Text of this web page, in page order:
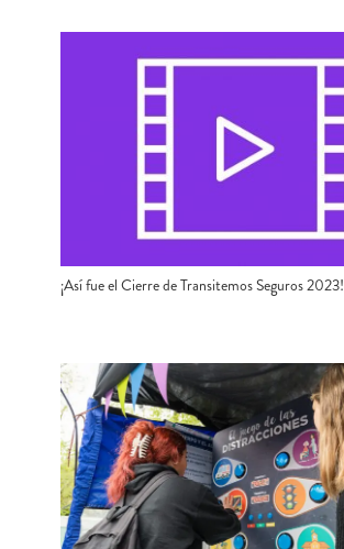
¡Así fue el Cierre de Transitemos Seguros 2023!